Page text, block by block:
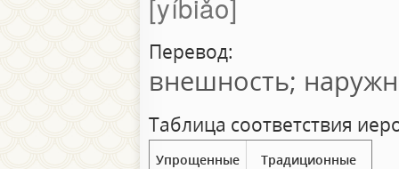
Перевод:
внешность;
Таблица соответствия
Упрощенные Традиционные